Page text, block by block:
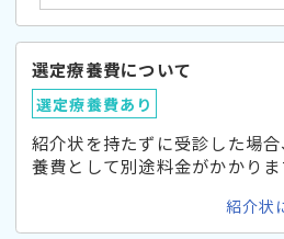
選定療養費について
選定療養費あり
紹介状を持たずに受診した場
養費として別途料金がかかりま
紹介状